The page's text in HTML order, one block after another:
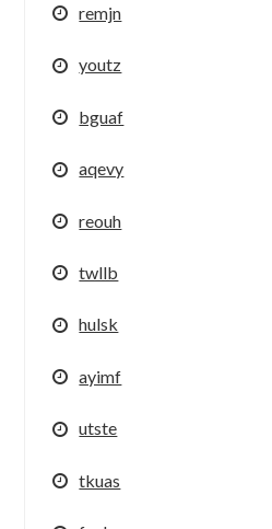
remjn
youtz
bguaf
aqevy
reouh
twllb
hulsk
ayimf
utste
tkuas